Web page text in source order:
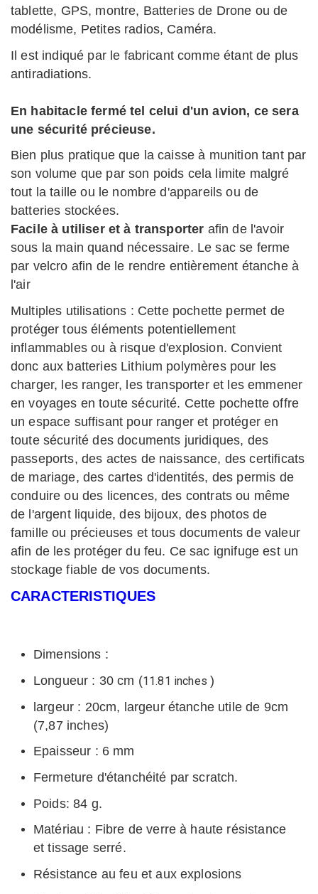
tablette, GPS, montre, Batteries de Drone ou de
modélisme, Petites radios, Caméra.
Il est indiqué par le fabricant comme étant de plus
antiradiations.
En habitacle fermé tel celui d'un avion, ce sera
une sécurité précieuse.
Bien plus pratique que la caisse à munition tant par
son volume que par son poids cela limite malgré
tout la taille ou le nombre d'appareils ou de
batteries stockées.
Facile à utiliser et à transporter afin de l'avoir
sous la main quand nécessaire. Le sac se ferme
par velcro afin de le rendre entièrement étanche à
l'air
Multiples utilisations : Cette pochette permet de
protéger tous éléments potentiellement
inflammables ou à risque d'explosion. Convient
donc aux batteries Lithium polymères pour les
charger, les ranger, les transporter et les emmener
en voyages en toute sécurité. Cette pochette offre
un espace suffisant pour ranger et protéger en
toute sécurité des documents juridiques, des
passeports, des actes de naissance, des certificats
de mariage, des cartes d'identités, des permis de
conduire ou des licences, des contrats ou même
de l'argent liquide, des bijoux, des photos de
famille ou précieuses et tous documents de valeur
afin de les protéger du feu. Ce sac ignifuge est un
stockage fiable de vos documents.
CARACTERISTIQUES
Dimensions :
Longueur : 30 cm (11.81 inches )
largeur : 20cm, largeur étanche utile de 9cm
(7,87 inches)
Epaisseur : 6 mm
Fermeture d'étanchéité par scratch.
Poids: 84 g.
Matériau : Fibre de verre à haute résistance
et tissage serré.
Résistance au feu et aux explosions